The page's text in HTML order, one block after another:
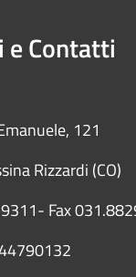
e Contatti
121
Rizzardi (CO)
Fax